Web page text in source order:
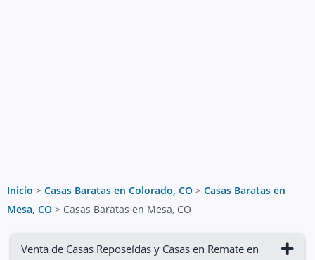
Inicio > Casas Baratas en Colorado, CO > Casas Baratas en
Mesa, CO > Casas Baratas en Mesa, CO
Venta de Casas Reposeídas y Casas en Remate en